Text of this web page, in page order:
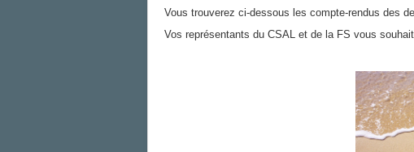
Vous trouverez ci-dessous les compte-rendus des
Vos représentants du CSAL et de la FS vous